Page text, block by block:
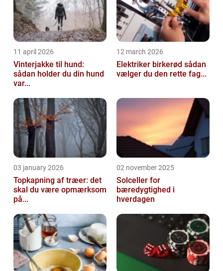
11 april 2026
Vinterjakke til hund:
sådan holder du din hund
var...
12 march 2026
Elektriker birkerød sådan
vælger du den rette fag...
03 january 2026
Topkapning af træer: det
skal du være opmærksom
på...
02 november 2025
Solceller for
bæredygtighed i
hverdagen